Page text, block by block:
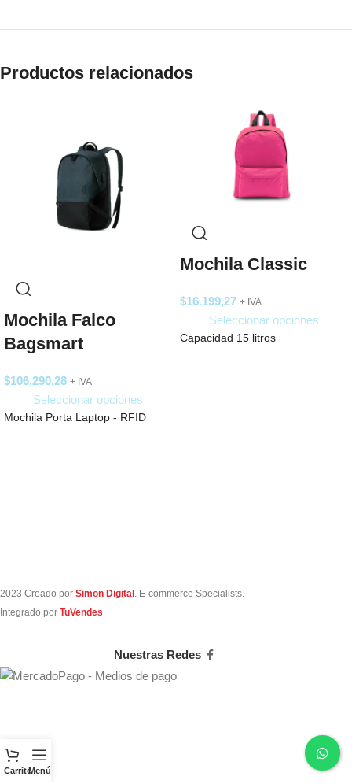
Productos relacionados
Mochila Falco
Bagsmart
$106.290,28 + IVA
Seleccionar opciones
Mochila Porta Laptop - RFID
Mochila Classic
$16.199,27 + IVA
Seleccionar opciones
Capacidad 15 litros
2023 Creado por Simon Digital . E-commerce Specialists.
Integrado por TuVendes
Nuestras Redes
CarritoMenú